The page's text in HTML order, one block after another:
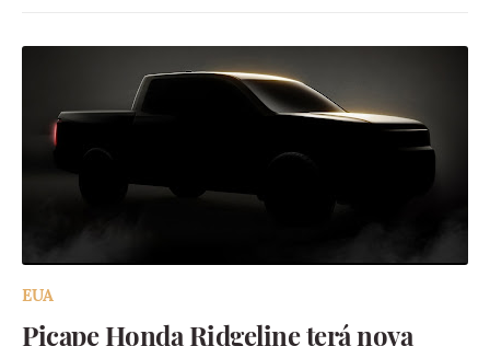
EUA
Picape Honda Ridgeline terá nova